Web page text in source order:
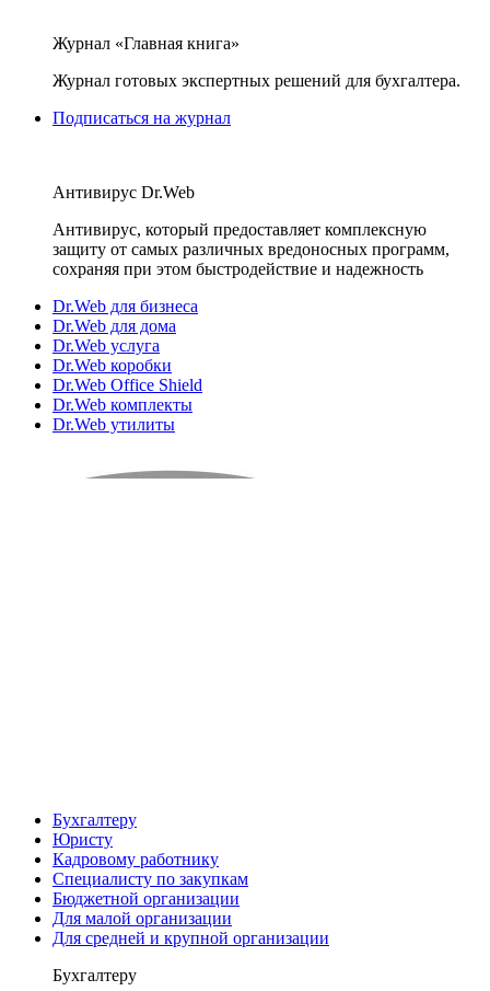
Журнал «Главная книга»
Журнал готовых экспертных решений для бухгалтера.
Подписаться на журнал
Антивирус Dr.Web
Антивирус, который предоставляет комплексную
защиту от самых различных вредоносных программ,
сохраняя при этом быстродействие и надежность
Dr.Web для бизнеса
Dr.Web для дома
Dr.Web услуга
Dr.Web коробки
Dr.Web Office Shield
Dr.Web комплекты
Dr.Web утилиты
Бухгалтеру
Юристу
Кадровому работнику
Специалисту по закупкам
Бюджетной организации
Для малой организации
Для средней и крупной организации
Бухгалтеру